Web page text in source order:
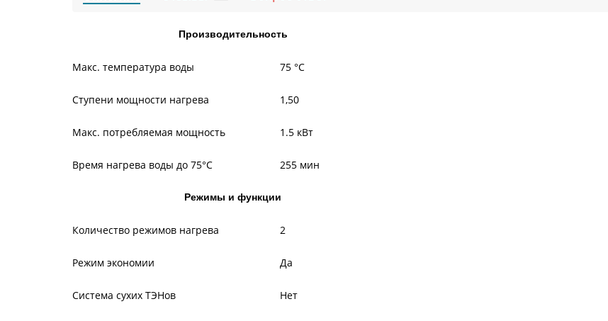
Производительность
Макс. температура воды 75 °С
Ступени мощности нагрева 1,50
Макс. потребляемая мощность 1.5 кВт
Время нагрева воды до 75°С 255 мин
Режимы и функции
Количество режимов нагрева 2
Режим экономии Да
Система сухих ТЭНов Нет